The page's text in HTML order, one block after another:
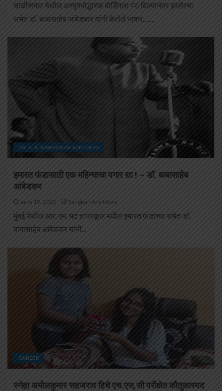
चाळीसगाव येथील अस्पृश्योद्धारक बोर्डिंगला भेट दिल्यानंतर झालेल्या
सभेत डॉ. बाबासाहेब आंबेडकर यांनी केलेले भाषण…....
DR. B. R. AMBEDKAR SPEECHES
इमारत फंडासाठी एक महिन्याचा पगार द्या ! – डाॅ. बाबासाहेब
आंबेडकर
June 19, 2022 Sanghamitra More
मुंबई येथील आर. एम. भट हायस्कूल मधील इमारत फंडाच्या सभेत डॉ.
बाबासाहेब आंबेडकर यांनी...
CAREER
स्नेहा अमोलकुमार सहजराव हिचे एच.एस्.सी परीक्षेत कौतुकास्पद